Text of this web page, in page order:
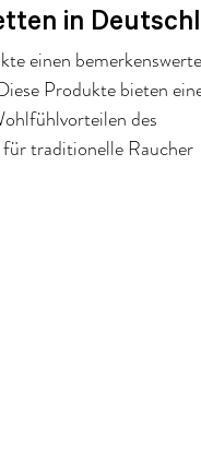
in
einen
Produkte bieten
des
traditionelle Raucher